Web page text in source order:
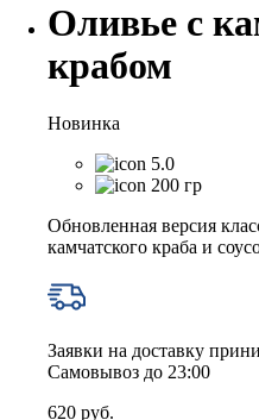
Оливье с
крабом
Новинка
5.0
200 гр
Обновленная версия
камчатского краба и
Заявки на доставку
Самовывоз до 23:00
620 руб.